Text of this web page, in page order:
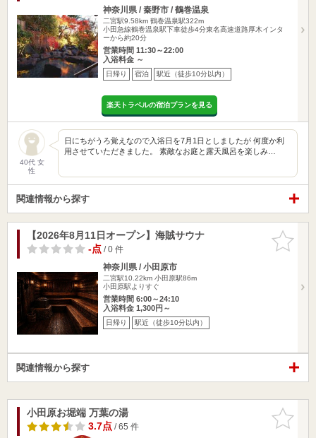
神奈川県 / 秦野市 / 鶴巻温泉
二宮駅9.58km 鶴巻温泉駅322m
小田急線鶴巻温泉駅下車徒歩4分東名高速道路厚木インタ
ーから約20分
営業時間 11:30～22:00
入浴料金 ～
日帰り 宿泊 駅近（徒歩10分以内）
楽天トラベルの宿泊プランを見る
40代 女
性
日にちがうろ覚えなので入浴日を7月1日としましたが 何度か利
用させていただきました。 素敵なお庭と露天風呂を楽しみ…
関連情報から探す
お気に入
りに追加
【2026年8月11日オープン】海賊サウナ
-点/ 0 件
神奈川県 / 小田原市
二宮駅10.22km 小田原駅86m
小田原駅よりすぐ
営業時間 6:00～24:10
入浴料金 1,300円～
日帰り 駅近（徒歩10分以内）
関連情報から探す
お気に入
りに追加
小田原お堀端 万葉の湯
3.7点/ 65 件